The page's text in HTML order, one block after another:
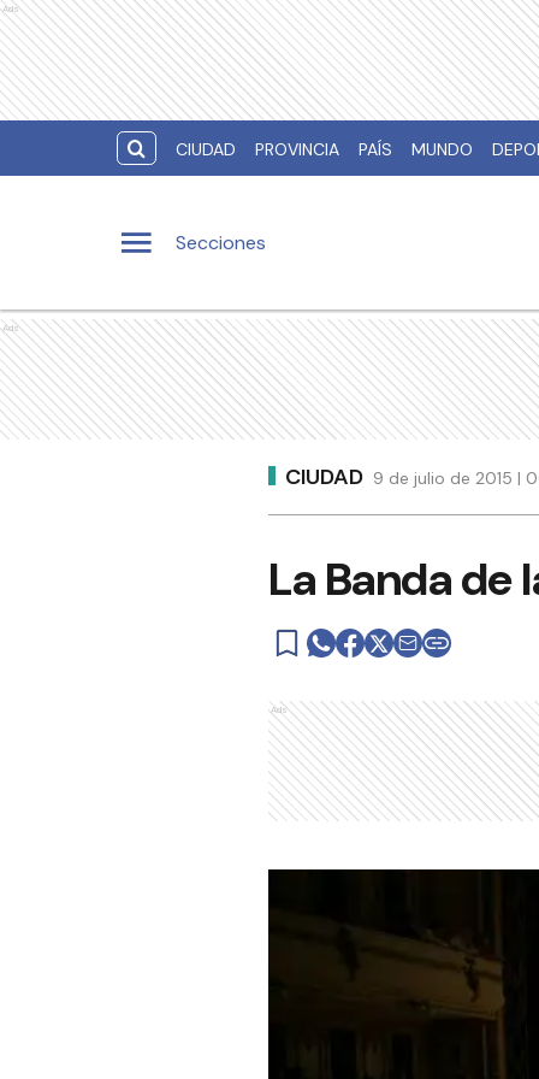
Ads
CIUDAD PROVINCIA PAÍS MUNDO
Secciones
Ads
CIUDAD 9 de julio de 2015 |
La Banda de
Ads